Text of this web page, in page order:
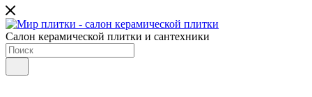
Салон керамической плитки и сантехники